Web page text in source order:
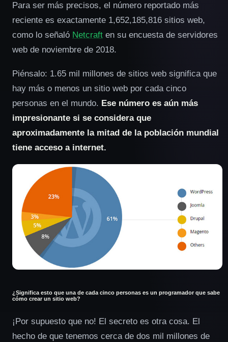
Para ser más precisos, el número reportado más
reciente es exactamente 1,652,185,816 sitios web,
como lo señaló Netcraft en su encuesta de servidores
web de noviembre de 2018.
Piénsalo: 1.65 mil millones de sitios web significa que
hay más o menos un sitio web por cada cinco
personas en el mundo. Ese número es aún más
impresionante si se considera que
aproximadamente la mitad de la población mundial
tiene acceso a internet.
¿Significa esto que una de cada cinco personas es un programador que sabe
cómo crear un sitio web?
¡Por supuesto que no! El secreto es otra cosa. El
hecho de que tenemos cerca de dos mil millones de